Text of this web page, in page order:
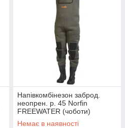
Напівкомбінезон заброд.
неопрен. р. 45 Norfin
FREEWATER (чоботи)
(81250-45)
Немає в наявності